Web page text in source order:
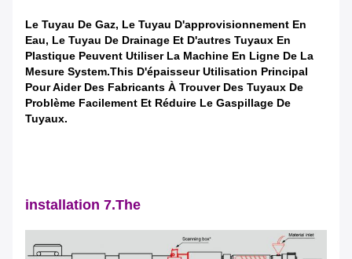
Le Tuyau De Gaz, Le Tuyau D'approvisionnement En
Eau, Le Tuyau De Drainage Et D'autres Tuyaux En
Plastique Peuvent Utiliser La Machine En Ligne De La
Mesure System.This D'épaisseur Utilisation Principal
Pour Aider Des Fabricants À Trouver Des Tuyaux De
Problème Facilement Et Réduire Le Gaspillage De
Tuyaux.
installation 7.The